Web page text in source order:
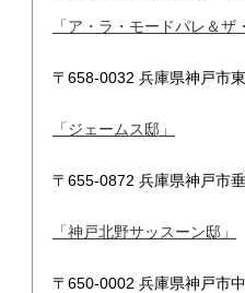
「ア・ラ・モードパレ＆ザ
〒658-0032 兵庫県神戸市
「ジェームス邸」
〒655-0872 兵庫県神戸市
「神戸北野サッスーン邸」
〒650-0002 兵庫県神戸市